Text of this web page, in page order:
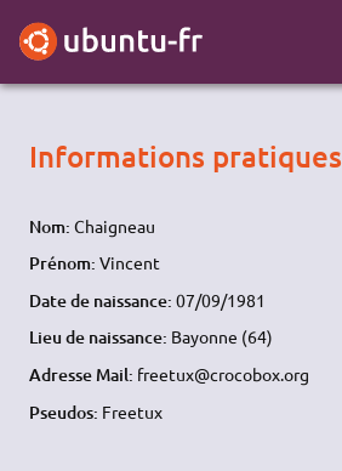
Informations pratiques
Nom: Chaigneau
Prénom: Vincent
Date de naissance: 07/09/1981
Lieu de naissance: Bayonne (64)
Adresse Mail: freetux@crocobox.org
Pseudos: Freetux